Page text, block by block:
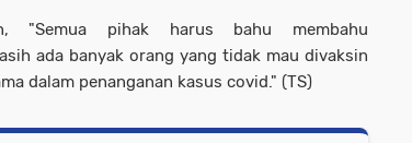
"Semua pihak harus bahu membahu
ada banyak orang yang tidak mau divaksin
dalam penanganan kasus covid." (TS)